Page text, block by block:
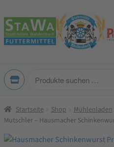
Zur
Navigation
springen
Zum
Inhalt
springen
Produkte
Startseite Shop Mühlenladen
Mutschler – Hausmacher